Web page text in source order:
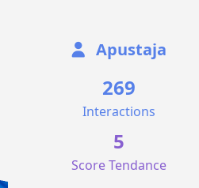
Apustaja
269
Interactions
5
Score Tendance